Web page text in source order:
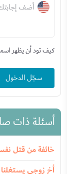
أضف
كيف تود أن يظهر
سجّل الدخول
أسئلة ذات
خائفة من قتل
أخ زوجي يستغلنا